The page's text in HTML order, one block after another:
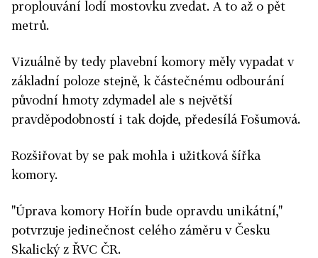
proplouvání lodí mostovku zvedat. A to až o pět
metrů.
Vizuálně by tedy plavební komory měly vypadat v
základní poloze stejně, k částečnému odbourání
původní hmoty zdymadel ale s největší
pravděpodobností i tak dojde, předesílá Fošumová.
Rozšiřovat by se pak mohla i užitková šířka
komory.
"Úprava komory Hořín bude opravdu unikátní,"
potvrzuje jedinečnost celého záměru v Česku
Skalický z ŘVC ČR.